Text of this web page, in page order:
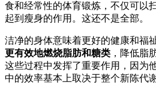
食和经常性的体育锻炼，不仅可以
起到瘦身的作用。这还不是全部。
洁净的身体意味着更好的健康和福
更有效地燃烧脂肪和糖类 ，降低脂
这些过程中发挥了重要作用，因为
中的效率基本上取决于整个新陈代